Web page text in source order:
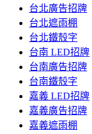
台北廣告招牌
台北遮雨棚
台北鐵殼字
台南 LED招牌
台南廣告招牌
台南鐵殼字
嘉義 LED招牌
嘉義廣告招牌
嘉義遮雨棚